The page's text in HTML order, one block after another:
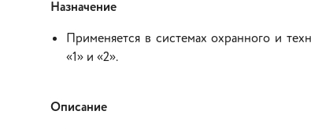
Назначение
Применяется в системах охранного и
«1» и «2».
Описание